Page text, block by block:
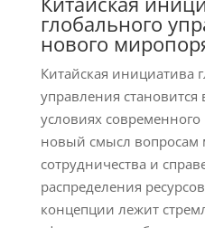
глобального
нового
Китайская инициатива
управления становится
условиях
новый смысл вопросам
сотрудничества и
распределения
концепции лежит